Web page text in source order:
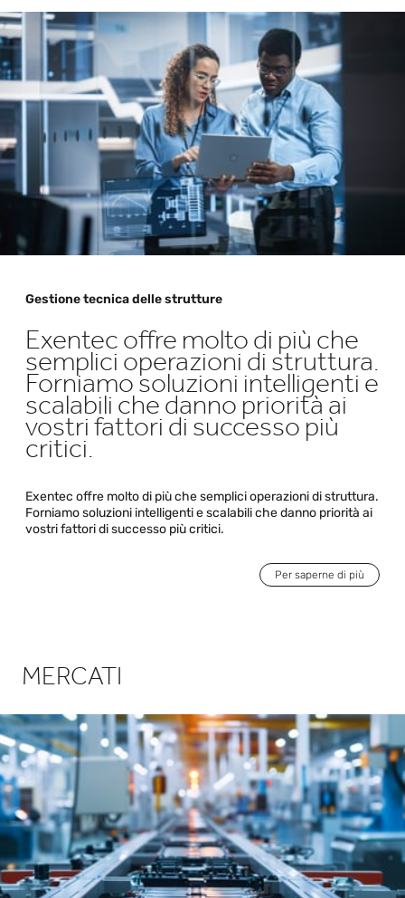
tempo e spese preziose e
migliorando al contempo
la qualità, la sicurezza e la
manutenibilità.
Gestione tecnica delle strutture
Exentec offre molto di più che
semplici operazioni di struttura.
Forniamo soluzioni intelligenti e
scalabili che danno priorità ai
vostri fattori di successo più
critici.
Exentec offre molto di più che semplici operazioni di struttura.
Forniamo soluzioni intelligenti e scalabili che danno priorità ai
vostri fattori di successo più critici.
Per saperne di più
MERCATI